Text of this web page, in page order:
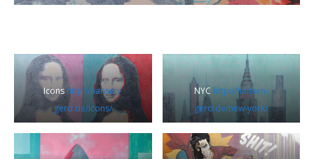
Iconshttp://hansen-
gerd.de/icons/
NYC http://hansen-
gerd.de/new-york/